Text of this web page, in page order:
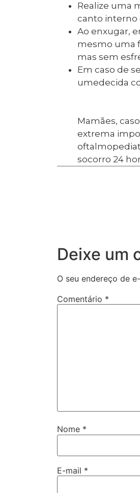
Realize uma
canto interno
Ao enxugar,
mesmo uma
mas sem
Em caso de
umedecida
Mamães,
extrema
socorro 24
Deixe um
O seu endereço de
Comentário *
Nome *
E-mail *